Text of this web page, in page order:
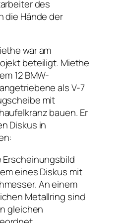
des
die Hände der
war am
beteiligt. Miethe
12 BMW-
als V-7
mit
bauen. Er
Diskus in
Erscheinungsbild
eines Diskus mit
An einem
Metallring sind
gleichen